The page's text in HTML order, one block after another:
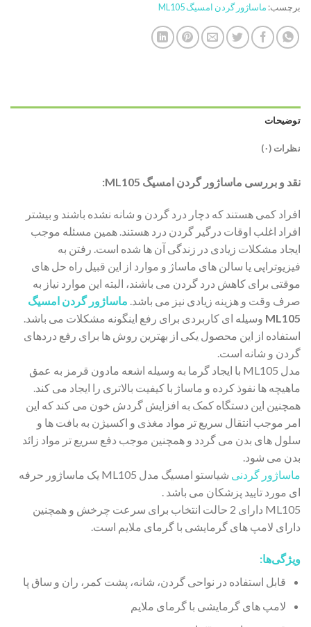
برچسب: ماساژور گردن امسیگ ML105
توضیحات
نظرات (۰)
نقد و بررسی ماساژور گردن امسیگ ML105:
افراد کمی هستند که دچار درد گردن و شانه نشده باشند و بیشتر
افراد اغلب اوقات درگیر گردن درد هستند. همین مسئله موجب
ایجاد مشکلات زیادی در زندگی آن ها شده است. رفتن به
فیزیوتراپی یا سالن های ماساژ و موارد از این قبیل راه حل های
موقتی برای کاهش درد گردن می باشند، البته این موارد نیاز به
صرف وقت و هزینه زیادی نیز می باشد. ماساژور گردن امسیگ
ML105 وسیله ای کاربردی برای رفع اینگونه مشکلات می باشد.
استفاده از این محصول یکی از بهترین روش ها برای رفع دردهای
گردن و شانه است.
مدل ML105 با ایجاد گرما به وسیله اشعه مادون قرمز به عمق
ماهیچه ها نفوذ کرده و ماساژ با کیفیت بالاتری را ایجاد می کند.
همچنین این دستگاه کمک به افزایش گردش خون می کند که این
امر موجب انتقال سریع تر مواد مغذی و اکسیژن به بافت ها و
سلول های بدن می گردد و همچنین موجب دفع سریع تر مواد زائد
بدن می شود.
ماساژور گردنی
شیاستو امسیگ مدل ML105 یک ماساژور حرفه
ای مورد تایید پزشکان می باشد .
ML105 دارای 2 حالت انتخاب برای سرعت چرخش و همچنین
دارای لامپ های گرمایشی با گرمای ملایم است.
ویژگی‌ها:
قابل استفاده در نواحی گردن، شانه، پشت کمر، ران و ساق پا
لامپ های گرمایشی با گرمای ملایم